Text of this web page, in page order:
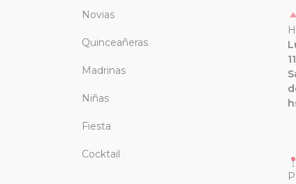
Novias
Quinceañeras
Madrinas
Niñas
Fiesta
Cocktail